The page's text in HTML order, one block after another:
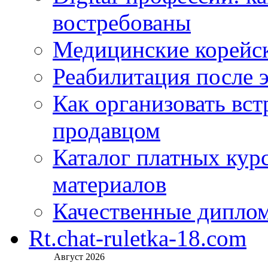
востребованы
Медицинские
Реабилитация после
Как организовать
продавцом
Каталог платных
материалов
Качественные
Rt.chat-ruletka-18.com
Август 2026